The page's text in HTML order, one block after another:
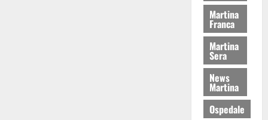
Martina
Franca
Martina
Sera
News
Martina
Ospedale